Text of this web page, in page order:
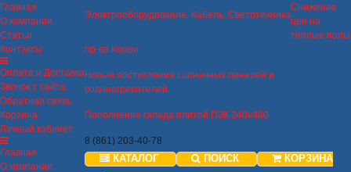
Главная
О компании
Статьи
Контакты
Оплата и Доставка
Звонок с сайта
Обратная связь
Корзина
Личный кабинет
Главная
О компании
Электрооборудование. Кабель. Светотехника
Снижение
цен на
теплые полы
пр-ва Кореи
Новые поступления солнечных панелей и
водонагревателей.
Пополнение склада плитой ПЗК 240х480
8 (861) 203-40-78
КАТАЛОГ ПОИСК
КОРЗИНА